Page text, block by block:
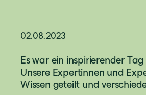
02.08.2023
Es war ein inspirierender
Unsere Expertinnen und
Wissen geteilt und